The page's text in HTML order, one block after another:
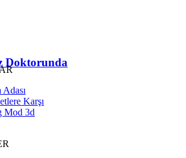
Doktorunda
Karşı
Mod 3d